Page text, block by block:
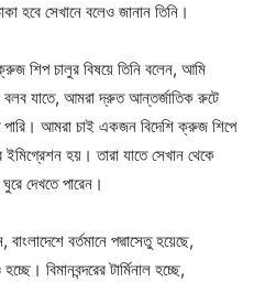
হবে সেখানে বলেও জানান তিনি।
শিপ চালুর বিষয়ে তিনি বলেন, আমি
বলব যাতে, আমরা দ্রুত আন্তর্জাতিক রুটে
আমরা চাই একজন বিদেশি ক্রুজ শিপে
হয়। তারা যাতে সেখান থেকে
দেখতে পারেন।
বর্তমানে পদ্মাসেতু হয়েছে,
বিমানবন্দরের টার্মিনাল হচ্ছে,